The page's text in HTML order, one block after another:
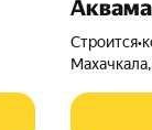
Строится•